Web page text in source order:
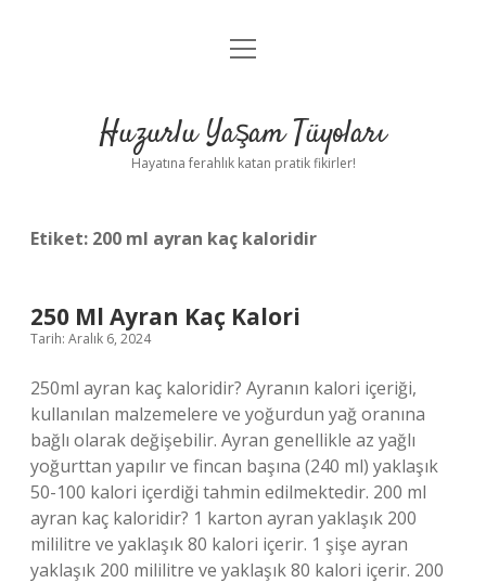
Anasayfa
Yasal Uyarı
menüyü
Huzurlu Yaşam Tüyoları
Hayatına ferahlık katan pratik fikirler!
Etiket: 200 ml ayran kaç kaloridir
250 Ml Ayran Kaç Kalori
Tarih: Aralık 6, 2024
250ml ayran kaç kaloridir? Ayranın kalori içeriği,
kullanılan malzemelere ve yoğurdun yağ oranına
bağlı olarak değişebilir. Ayran genellikle az yağlı
yoğurttan yapılır ve fincan başına (240 ml) yaklaşık
50-100 kalori içerdiği tahmin edilmektedir. 200 ml
ayran kaç kaloridir? 1 karton ayran yaklaşık 200
mililitre ve yaklaşık 80 kalori içerir. 1 şişe ayran
yaklaşık 200 mililitre ve yaklaşık 80 kalori içerir. 200